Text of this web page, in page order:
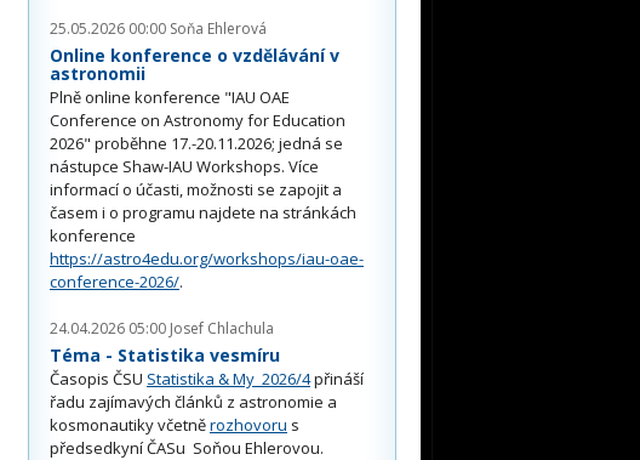
25.05.2026 00:00 Soňa Ehlerová
Online konference o vzdělávání v
astronomii
Plně online konference "IAU OAE
Conference on Astronomy for Education
2026" proběhne 17.-20.11.2026; jedná se
nástupce Shaw-IAU Workshops. Více
informací o účasti, možnosti se zapojit a
časem i o programu najdete na stránkách
konference
https://astro4edu.org/workshops/iau-oae-
conference-2026/.
24.04.2026 05:00 Josef Chlachula
Téma - Statistika vesmíru
Časopis ČSU Statistika & My 2026/4přináší
řadu zajímavých článků z astronomie a
kosmonautiky včetněrozhovoru s
předsedkyní ČASu Soňou Ehlerovou.